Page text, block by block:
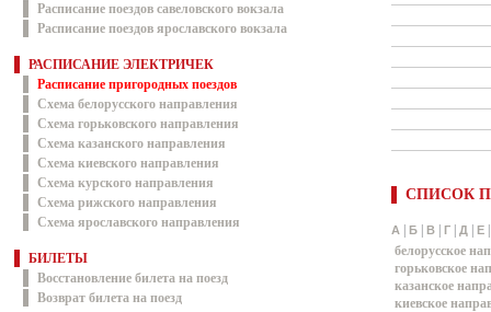
Расписание поездов савеловского вокзала
Расписание поездов ярославского вокзала
РАСПИСАНИЕ ЭЛЕКТРИЧЕК
Расписание пригородных поездов
Схема белорусского направления
Схема горьковского направления
Схема казанского направления
Схема киевского направления
Схема курского направления
Схема рижского направления
Схема ярославского направления
БИЛЕТЫ
Восстановление билета на поезд
Возврат билета на поезд
СПИСОК
А Б В Г Д Е
белорусское
горьковское
казанское
киевское